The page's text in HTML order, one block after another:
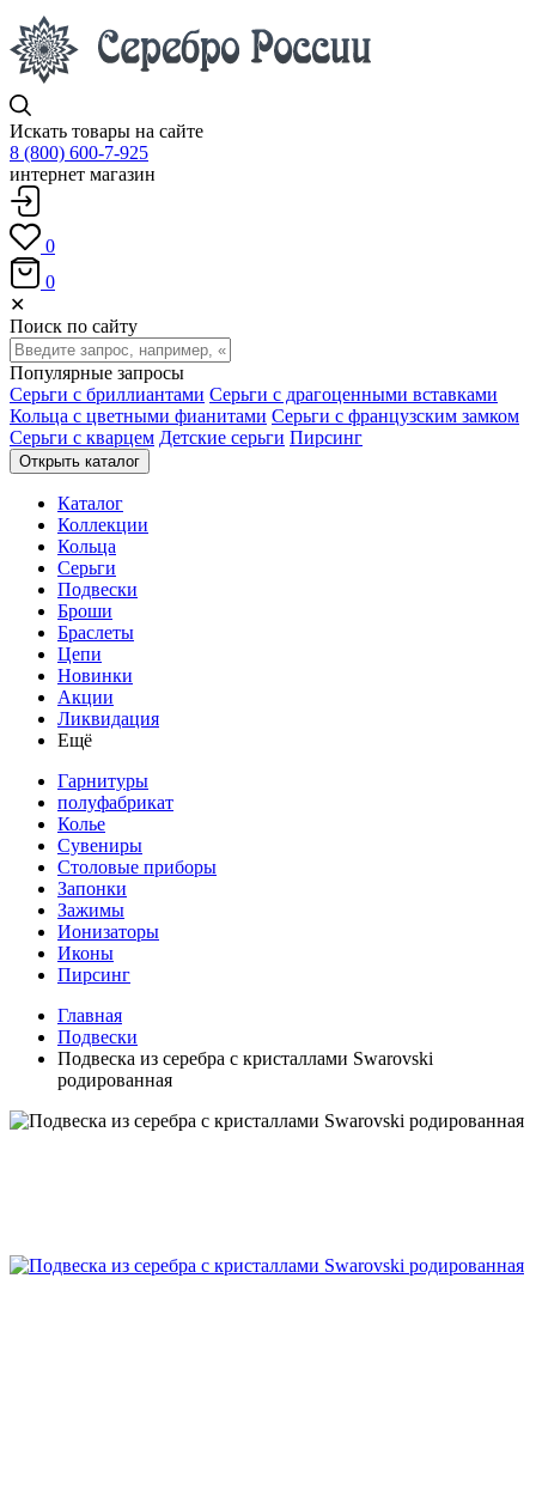
Искать товары на сайте
8 (800) 600-7-925
интернет магазин
0
0
✕
Поиск по сайту
Популярные запросы
Серьги с бриллиантами Серьги с драгоценными вставками
Кольца с цветными фианитами Серьги с французским замком
Серьги с кварцем Детские серьги Пирсинг
Открыть каталог
Каталог
Коллекции
Кольца
Серьги
Подвески
Броши
Браслеты
Цепи
Новинки
Акции
Ликвидация
Ещё
Гарнитуры
полуфабрикат
Колье
Сувениры
Столовые приборы
Запонки
Зажимы
Ионизаторы
Иконы
Пирсинг
Главная
Подвески
Подвеска из серебра с кристаллами Swarovski
родированная